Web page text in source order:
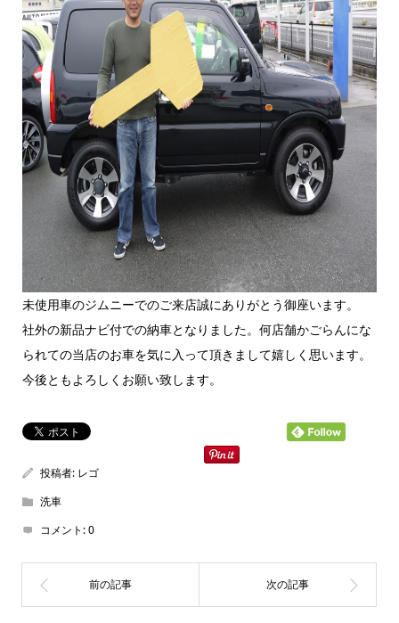
未使用車のジムニーでのご来店誠にありがとう御座います。
社外の新品ナビ付での納車となりました。何店舗かごらんにな
られての当店のお車を気に入って頂きまして嬉しく思います。
今後ともよろしくお願い致します。
投稿者: レゴ
洗車
コメント:0